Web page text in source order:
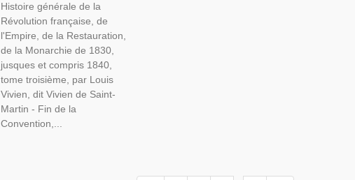
Monarchie De 1830, T3,
Vivien 1842, Gravures 19e S.
Histoire générale de la
Révolution française, de
l'Empire, de la Restauration,
de la Monarchie de 1830,
jusques et compris 1840,
tome troisième, par Louis
Vivien, dit Vivien de Saint-
Martin - Fin de la
Convention,...